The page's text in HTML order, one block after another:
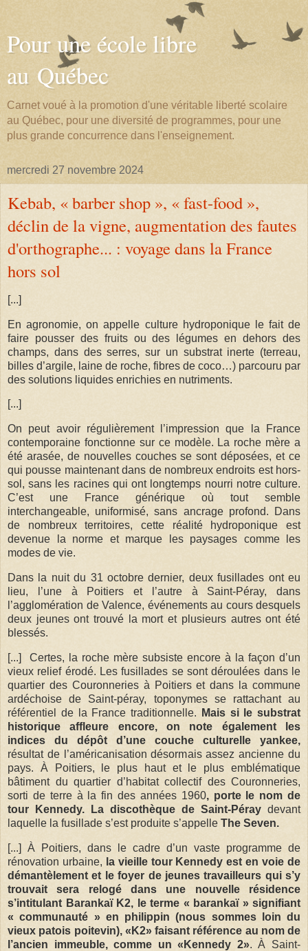
Pour une école libre
au Québec
Carnet voué à la promotion d'une véritable liberté scolaire
au Québec, pour une diversité de programmes, pour une
plus grande concurrence dans l'enseignement.
mercredi 27 novembre 2024
Kebab, « barber shop », « fast-food »,
déclin de la vigne, augmentation des fautes
d'orthographe... : voyage dans la France
hors sol
[...]
En agronomie, on appelle culture hydroponique le fait de
faire pousser des fruits ou des légumes en dehors des
champs, dans des serres, sur un substrat inerte (terreau,
billes d’argile, laine de roche, fibres de coco…) parcouru par
des solutions liquides enrichies en nutriments.
[...]
On peut avoir régulièrement l’impression que la France
contemporaine fonctionne sur ce modèle. La roche mère a
été arasée, de nouvelles couches se sont déposées, et ce
qui pousse maintenant dans de nombreux endroits est hors-
sol, sans les racines qui ont longtemps nourri notre culture.
C’est une France générique où tout semble
interchangeable, uniformisé, sans ancrage profond. Dans
de nombreux territoires, cette réalité hydroponique est
devenue la norme et marque les paysages comme les
modes de vie.
Dans la nuit du 31 octobre dernier, deux fusillades ont eu
lieu, l’une à Poitiers et l’autre à Saint-Péray, dans
l’agglomération de Valence, événements au cours desquels
deux jeunes ont trouvé la mort et plusieurs autres ont été
blessés.
[...] Certes, la roche mère subsiste encore à la façon d’un
vieux relief érodé. Les fusillades se sont déroulées dans le
quartier des Couronneries à Poitiers et dans la commune
ardéchoise de Saint-péray, toponymes se rattachant au
référentiel de la France traditionnelle.
Mais si le substrat
historique affleure encore, on note également les
indices du dépôt d’une couche culturelle yankee,
résultat de l’américanisation désormais assez ancienne du
pays. À Poitiers, le plus haut et le plus emblématique
bâtiment du quartier d’habitat collectif des Couronneries,
sorti de terre à la fin des années 1960, porte le nom de
tour Kennedy. La discothèque de Saint-Péray devant
laquelle la fusillade s’est produite s’appelle The Seven.
[...] À Poitiers, dans le cadre d’un vaste programme de
rénovation urbaine, la vieille tour Kennedy est en voie de
démantèlement et le foyer de jeunes travailleurs qui s’y
trouvait sera relogé dans une nouvelle résidence
s’intitulant Barankaï K2, le terme « barankaï » signifiant
« communauté » en philippin (nous sommes loin du
vieux patois poitevin), «K2» faisant référence au nom de
l’ancien immeuble, comme un «Kennedy 2». À Saint-